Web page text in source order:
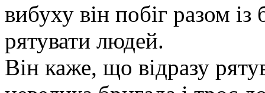
вибуху він побіг разом
рятувати людей.
Він каже, що відразу